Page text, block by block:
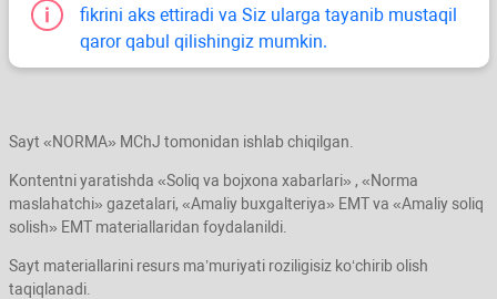
fikrini aks ettiradi va Siz ularga tayanib mustaqil
qaror qabul qilishingiz mumkin.
Sayt «NORMA» MChJ tomonidan ishlab chiqilgan.
Kontentni yaratishda «Soliq va bojхona хabarlari» , «Norma
maslahatchi» gazetalari, «Amaliy buхgalteriya» EMT va «Amaliy soliq
solish» EMT materiallaridan foydalanildi.
Sayt materiallarini resurs ma’muriyati roziligisiz koʻchirib olish
taqiqlanadi.